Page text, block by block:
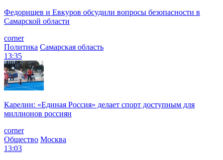
Федорищев и Евкуров обсудили вопросы безопасности в
Самарской области
corner
Политика Самарская область
13:35
Карелин: «Единая Россия» делает спорт доступным для
миллионов россиян
corner
Общество Москва
13:03